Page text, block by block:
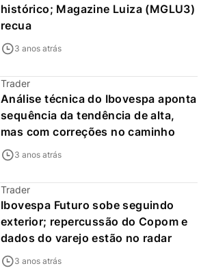
histórico; Magazine Luiza (MGLU3)
recua
3 anos atrás
Trader
Análise técnica do Ibovespa aponta
sequência da tendência de alta,
mas com correções no caminho
3 anos atrás
Trader
Ibovespa Futuro sobe seguindo
exterior; repercussão do Copom e
dados do varejo estão no radar
3 anos atrás